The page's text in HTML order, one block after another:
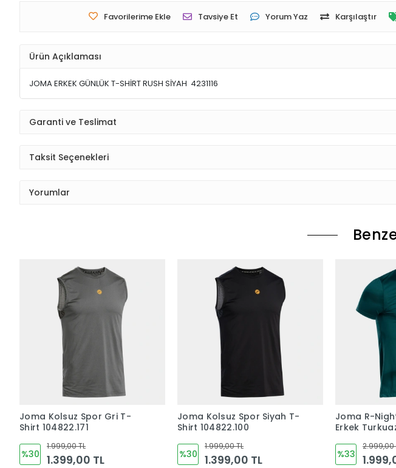
Favorilerime Ekle Tavsiye Et Yorum Yaz Karşılaştır
Ürün Açıklaması
JOMA ERKEK GÜNLÜK T-SHİRT RUSH SİYAH 4231116
Garanti ve Teslimat
Taksit Seçenekleri
Yorumlar
Joma Kolsuz Spor Gri T-
Shirt 104822.171
%30
1.999,00 TL
1.399,00 TL
Joma Kolsuz Spor Siyah T-
Shirt 104822.100
%30
1.999,00 TL
1.399,00 TL
Joma R-
Erkek
%33
2.999,00